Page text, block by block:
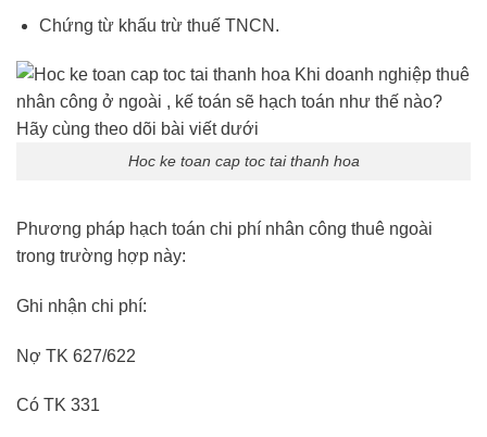
Chứng từ khấu trừ thuế TNCN.
Hoc ke toan cap toc tai thanh hoa
Phương pháp hạch toán chi phí nhân công thuê ngoài
trong trường hợp này:
Ghi nhận chi phí:
Nợ TK 627/622
Có TK 331